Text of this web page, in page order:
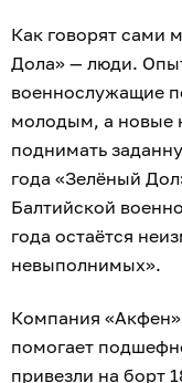
Как говорят сами
Дола» — люди.
военнослужащие
молодым, а новые
поднимать
года «Зелёный
Балтийской
года остаётся
невыполнимых».
Компания
помогает
привезли на борт